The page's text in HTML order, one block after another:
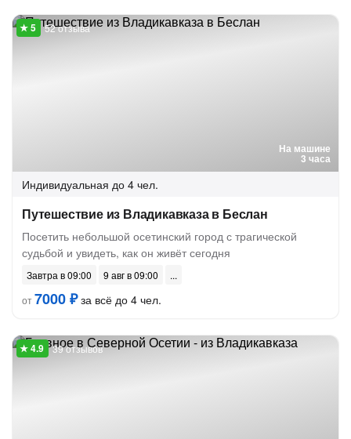
На машине
3 часа
52 отзыва
Индивидуальная до 4 чел.
Путешествие из Владикавказа в Беслан
Посетить небольшой осетинский город с трагической
судьбой и увидеть, как он живёт сегодня
Завтра в 09:00
9 авг в 09:00
от7000 ₽за всё до 4 чел.
39 отзывов